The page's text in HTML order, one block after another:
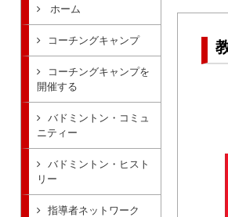
ホーム
コーチングキャンプ
コーチングキャンプを
開催する
バドミントン・コミュ
ニティー
バドミントン・ヒスト
リー
指導者ネットワーク